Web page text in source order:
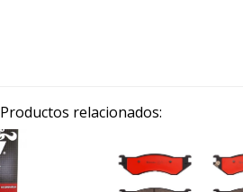
Productos relacionados: